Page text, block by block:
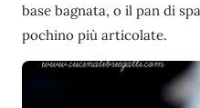
base bagnata, o il pan di
pochino più articolate.